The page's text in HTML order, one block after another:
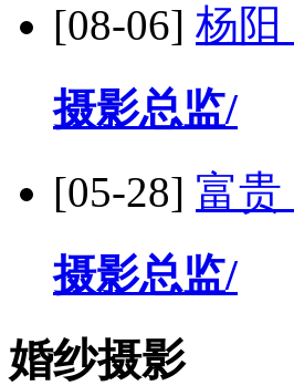
[08-06] 杨阳
摄影总监/
[05-28] 富贵
摄影总监/
婚纱摄影